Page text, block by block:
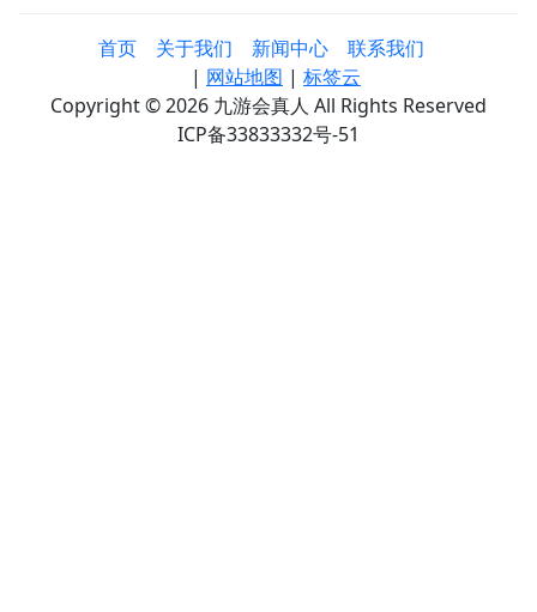
首页 关于我们 新闻中心
联系我们
| 网站地图 | 标签云
Copyright © 2026 九游会真人 All Rights Reserved
ICP备33833332号-51